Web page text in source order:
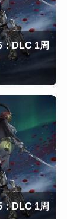
：DLC 1周
：DLC 1周